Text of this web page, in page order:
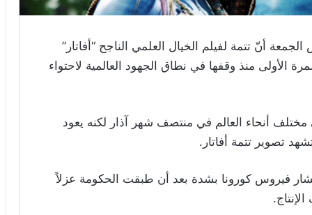
أنّ تتمة لفيلم الخيال العلمي الناجح “أفاتار”
الأولى منذ وقفها في نطاق الجهود العالمية لاحتواء
مختلف أنحاء العالم في منتصف شهر آذار لكنه يعود
تصوير تتمة أفاتار.
فيروس كورونا بشدة بعد أن طبقت الحكومة عزلاً